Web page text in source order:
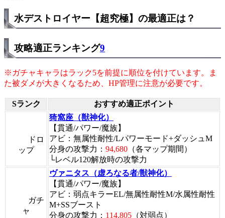
水デストロイヤー【超究極】の最適正は？
攻略適正ランキング9
※ガチャキャラはラック5を前提に順位を付けています。ま
た被ダメが大きくなるため、HP管理に注意が必要です。
Sランク おすすめ適正ポイント
ドロ
ップ
猗窩座（獣神化）
【貫通/パワー/魔族】
アビ：無属性耐性/Lパワーモード+ダッシュM
分身の攻撃力： 94,680 （各マップ期間）
└レベル120解放時の攻撃力
ガチ
ャ
ヴァニタス（虚ろなる者/獣神化）
【貫通/パワー/魔族】
アビ：弱点キラーEL/無属性耐性M/水属性耐性
M+SSブースト
分身の攻撃力： 114,805 （対弱点）